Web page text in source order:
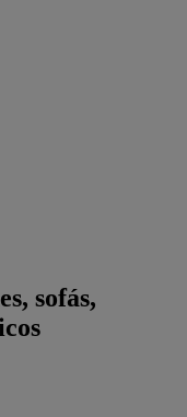
sofás,